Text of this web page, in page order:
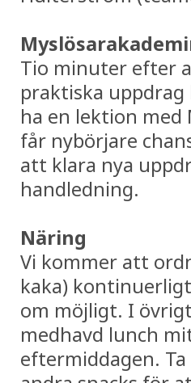
Tio minuter efter
praktiska
ha en lektion med
får nybörjare
att klara nya
handledning.
Näring
Vi kommer att
kaka)
om möjligt. I
medhavd lunch
eftermiddagen.